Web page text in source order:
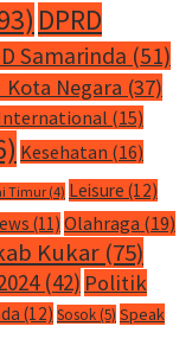
DPRD
Samarinda (51)
Kota Negara (37)
(15)
Kesehatan (16)
Timur (4) Leisure (12)
(11) Olahraga (19)
Kukar (75)
(42) Politik
(12) Sosok(5) Speak